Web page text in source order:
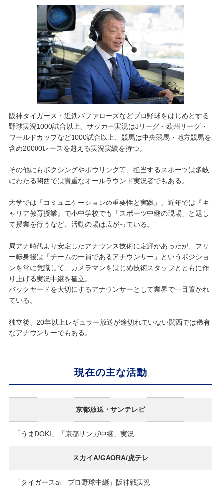
阪神タイガース・近鉄バファローズなどプロ野球をはじめとする
野球実況1000試合以上、サッカー実況はJリーグ・欧州リーグ・
ワールドカップなど1000試合以上、競馬は中央競馬・地方競馬を
含め20000レースを超える実況実績を持つ。
その他にもボクシングやボウリング等、担当するスポーツは多岐
にわたる関西では貴重なオールラウンド実況者でもある。
大学では「コミュニケーションの重要性と実践」、近年では『キ
ャリア教育授業』で小中学校でも「スポーツ中継の現場」と題し
て授業を行うなど、活動の場は広がっている。
局アナ時代より安定したアナウンス技術に定評があったが、フリ
ー転身後は「チームの一員であるアナウンサー」というポジショ
ンを常に意識して、カメラマンをはじめ技術スタッフとともに作
り上げる実況中継を確立。
バックヤードを大切にするアナウンサーとして業界で一目置かれ
ている。
独立後、20年以上レギュラー放送が途切れていない関西では稀有
なアナウンサーでもある。
現在の主な活動
京都放送・サンテレビ
「うまDOKI」「京都サンガ中継」実況
スカイA/GAORA/虎テレ
「タイガースai プロ野球中継」阪神戦実況